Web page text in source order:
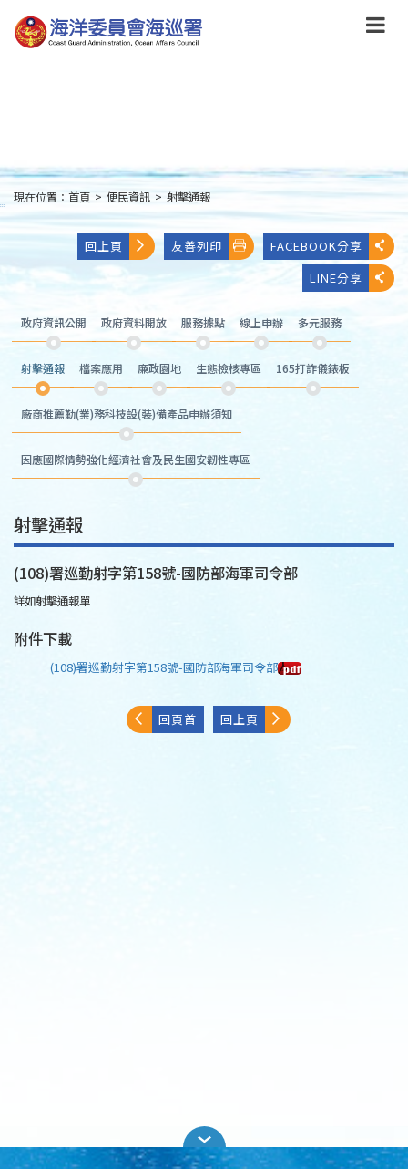
到
主
:::
現在位置： 首頁 > 便民資訊 > 射擊通報
回上頁 友善列印
FACEBOOK分享
LINE分享
政府資訊公開 政府資料開放 服務據點 線上申辦 多元服務
射擊通報 檔案應用 廉政園地 生態檢核專區 165打詐儀錶板
廠商推薦勤(業)務科技設(裝)備產品申辦須知
因應國際情勢強化經濟社會及民生國安韌性專區
射擊通報
(108)署巡勤射字第158號-國防部海軍司令部
詳如射擊通報單
附件下載
(108)署巡勤射字第158號-國防部海軍司令部
回頁首 回上頁